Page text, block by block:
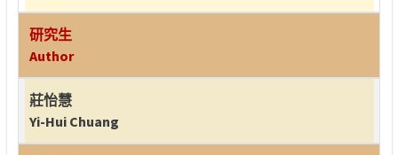
研究生
Author
莊怡慧
Yi-Hui Chuang